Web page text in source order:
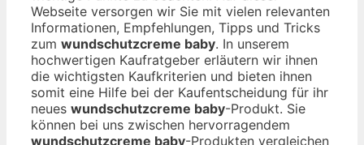
Webseite versorgen wir Sie mit vielen relevanten
Informationen, Empfehlungen, Tipps und Tricks
zum wundschutzcreme baby. In unserem
hochwertigen Kaufratgeber erläutern wir ihnen
die wichtigsten Kaufkriterien und bieten ihnen
somit eine Hilfe bei der Kaufentscheidung für ihr
neues wundschutzcreme baby-Produkt. Sie
können bei uns zwischen hervorragendem
wundschutzcreme baby-Produkten vergleichen